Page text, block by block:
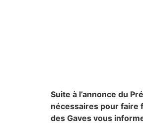
Suite à l’annonce du
nécessaires pour faire
des Gaves vous